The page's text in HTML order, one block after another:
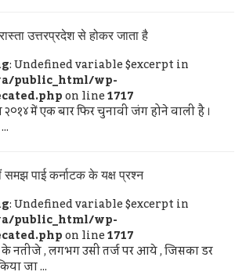
उत्तरप्रदेश से होकर जाता है
: Undefined variable $excerpt in
public_html/wp-
on line1717
२०१४ में एक बार फिर चुनावी जंग होने वाली है ।
समझ पाई कर्नाटक के यक्ष प्रश्न
: Undefined variable $excerpt in
public_html/wp-
on line1717
के नतीजे , लगभग उसी तर्ज पर आये , जिसका डर
जा ...